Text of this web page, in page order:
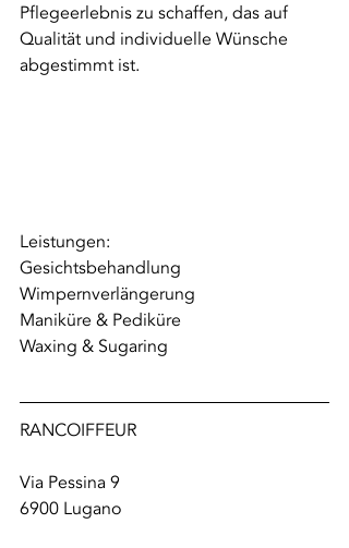
Pflegeerlebnis zu schaffen, das auf
Qualität und individuelle Wünsche
abgestimmt ist.
Leistungen:
Gesichtsbehandlung
Wimpernverlängerung
Maniküre & Pediküre
Waxing & Sugaring
RANCOIFFEUR
Via Pessina 9
6900 Lugano